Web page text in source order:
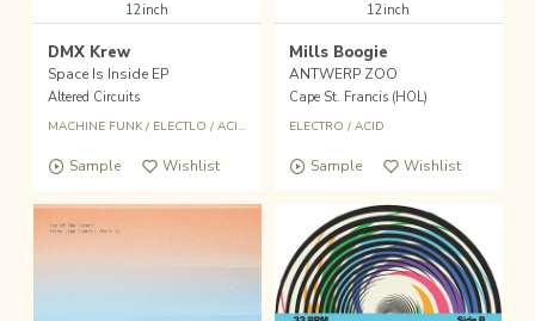
12inch
DMX Krew
Space Is Inside EP
Altered Circuits
MACHINE FUNK/ ELECTLO / ACID
Sample Wishlist
12inch
Mills Boogie
ANTWERP ZOO
Cape St. Francis (HOL)
ELECTRO / ACID
Sample Wishlist